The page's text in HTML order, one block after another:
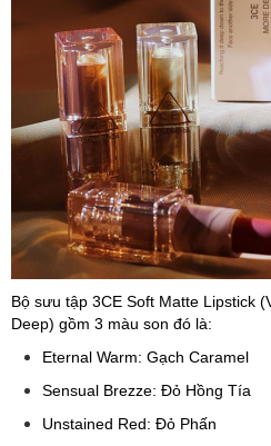
Bộ sưu tập 3CE Soft Matte Lipstick
Deep) gồm 3 màu son đó là:
Eternal Warm: Gạch Caramel
Sensual Brezze: Đỏ Hồng Tía
Unstained Red: Đỏ Phấn